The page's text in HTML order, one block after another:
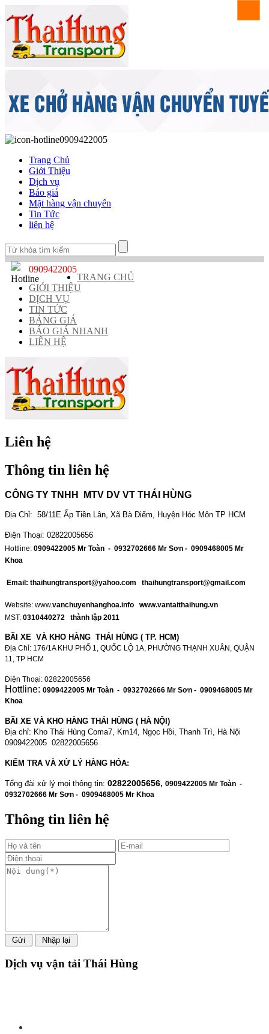
0909422005
Trang Chủ
Giới Thiệu
Dịch vụ
Báo giá
Mặt hàng vận chuyển
Tin Tức
liên hệ
0909422005
TRANG CHỦ
GIỚI THIỆU
DỊCH VỤ
TIN TỨC
BẢNG GIÁ
BÁO GIÁ NHANH
LIÊN HỆ
Liên hệ
Thông tin liên hệ
CÔNG TY TNHH MTV DV VT THÁI HÙNG
Địa Chỉ: 58/11E Ấp Tiền Lân, Xã Bà Điểm, Huyện Hóc Môn TP HCM
Điện Thoại: 02822005656
Hottline: 0909422005 Mr Toàn - 0932702666 Mr Sơn - 0909468005 Mr
Khoa
Email: thaihungtransport@yahoo.com thaihungtransport@gmail.com
Website: www.vanchuyenhanghoa.info www.vantaithaihung.vn
MST: 0310440272 thành lập 2011
BÃI XE VÀ KHO HÀNG THÁI HÙNG ( TP. HCM)
Địa Chỉ: 176/1A KHU PHỐ 1, QUỐC LỘ 1A, PHƯỜNG THẠNH XUÂN, QUẬN
11, TP HCM
Điện Thoại: 02822005656
Hottline: 0909422005 Mr Toàn - 0932702666 Mr Sơn - 0909468005 Mr
Khoa
BÃI XE VÀ KHO HÀNG THÁI HÙNG ( HÀ NỘI)
Địa chỉ: Kho Thái Hùng Coma7, Km14, Ngọc Hồi, Thanh Trì, Hà Nội
0909422005 02822005656
KIỂM TRA VÀ XỬ LÝ HÀNG HÓA:
Tổng đài xử lý mọi thông tin: 02822005656, 0909422005 Mr Toàn -
0932702666 Mr Sơn - 0909468005 Mr Khoa
Thông tin liên hệ
Dịch vụ vận tải Thái Hùng